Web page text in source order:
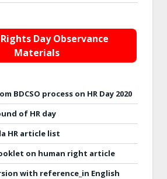
Day Observance
Materials
BDCSO process on HR Day 2020
of HR day
HR article list
on human right article
with reference_in English